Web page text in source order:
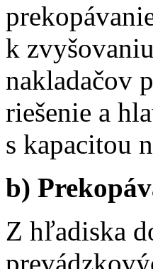
k
nakladačov
riešenie a
s kapacitou
b)
Z hľadiska